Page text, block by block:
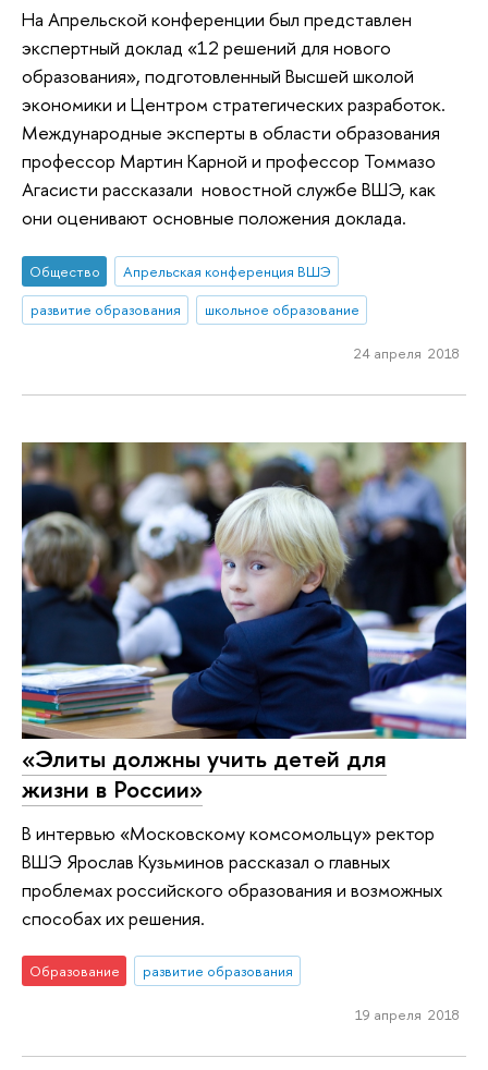
На Апрельской конференции был представлен
экспертный доклад «12 решений для нового
образования», подготовленный Высшей школой
экономики и Центром стратегических разработок.
Международные эксперты в области образования
профессор Мартин Карной и профессор Томмазо
Агасисти рассказали новостной службе ВШЭ, как
они оценивают основные положения доклада.
Общество
Апрельская конференция ВШЭ
развитие образования
школьное образование
24 апреля 2018
«Элиты должны учить детей для
жизни в России»
В интервью «Московскому комсомольцу» ректор
ВШЭ Ярослав Кузьминов рассказал о главных
проблемах российского образования и возможных
способах их решения.
Образование развитие образования
19 апреля 2018